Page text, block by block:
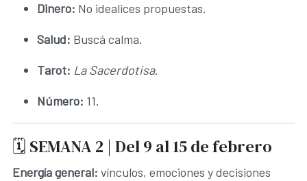
Dinero: No idealices propuestas.
Salud: Buscá calma.
Tarot: La Sacerdotisa.
Número: 11.
🗓️ SEMANA 2 | Del 9 al 15 de febrero
Energía general: vínculos, emociones y decisiones